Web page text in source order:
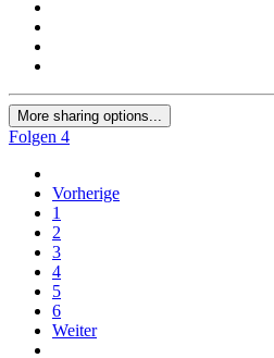
More sharing options...
Folgen 4
Vorherige
1
2
3
4
5
6
Weiter